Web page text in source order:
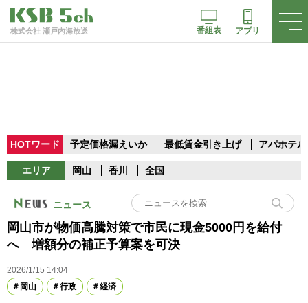
株式会社 瀬戸内海放送 番組表 アプリ
HOTワード 予定価格漏えいか 最低賃金引き上げ アパホテル
エリア 岡山 香川 全国
ニュース
岡山市が物価高騰対策で市民に現金5000円を給付
へ 増額分の補正予算案を可決
2026/1/15 14:04
岡山
行政 経済